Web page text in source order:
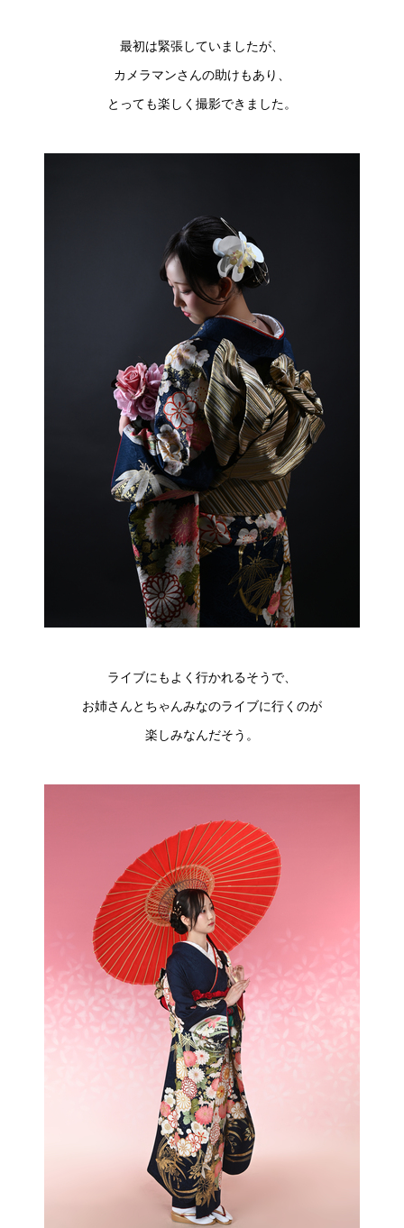
最初は緊張していましたが、
カメラマンさんの助けもあり、
とっても楽しく撮影できました。
ライブにもよく行かれるそうで、
お姉さんとちゃんみなのライブに行くのが
楽しみなんだそう。